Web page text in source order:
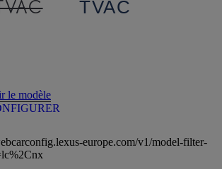
TVAC
le modèle
europe.com/v1/model-filter-